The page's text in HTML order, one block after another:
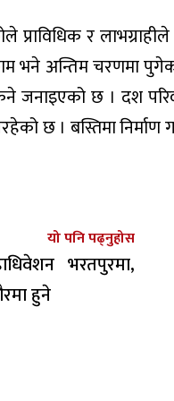
प्राविधिक र
भने अन्तिम चरणमा
जनाइएको छ । दश
छ । बस्तिमा
यो पनि पढ्नुहोस
भरतपुरमा,
हुने